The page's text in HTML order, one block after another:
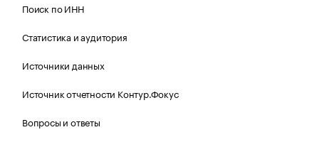
Поиск по ИНН
Статистика и аудитория
Источники данных
Источник отчетности Контур.Фокус
Вопросы и ответы